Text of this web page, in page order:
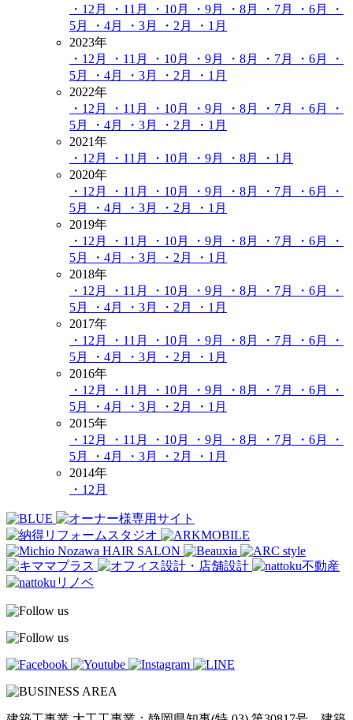
・12月
・11月 ・10月 ・9月 ・8月 ・7月 ・6月
・
5月
・4月 ・3月 ・2月
・1月
2023年
・12月
・11月 ・10月 ・9月 ・8月 ・7月 ・6月
・
5月
・4月 ・3月 ・2月
・1月
2022年
・12月
・11月 ・10月 ・9月 ・8月 ・7月 ・6月
・
5月
・4月 ・3月 ・2月
・1月
2021年
・12月
・11月 ・10月 ・9月 ・8月
・1月
2020年
・12月
・11月 ・10月 ・9月 ・8月 ・7月 ・6月
・
5月
・4月 ・3月 ・2月
・1月
2019年
・12月
・11月 ・10月 ・9月 ・8月 ・7月 ・6月
・
5月
・4月 ・3月 ・2月
・1月
2018年
・12月
・11月 ・10月 ・9月 ・8月 ・7月 ・6月
・
5月
・4月 ・3月 ・2月
・1月
2017年
・12月
・11月 ・10月 ・9月 ・8月 ・7月 ・6月
・
5月
・4月 ・3月 ・2月
・1月
2016年
・12月
・11月 ・10月 ・9月 ・8月 ・7月 ・6月
・
5月
・4月 ・3月 ・2月
・1月
2015年
・12月
・11月 ・10月 ・9月 ・8月 ・7月 ・6月
・
5月
・4月 ・3月 ・2月
・1月
2014年
・12月